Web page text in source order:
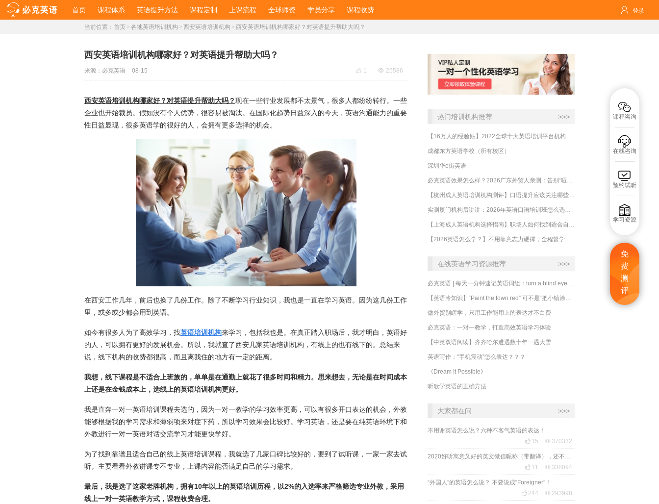
首页 课程体系 英语提升方法 课程定制 上课流程 全球师资 学员分享 课程收费  登录

课程咨询

在线咨询

预约试听

学习资源
免
费
测
评
当前位置： 首页 > 各地英语培训机构 > 西安英语培训机构 > ​西安英语培训机构哪家好？对英语提升帮助大吗？
​西安英语培训机构哪家好？对英语提升帮助大吗？
 1  25586
来源： 必克英语 08-15
西安英语培训机构哪家好？对英语提升帮助大吗？现在一些行业发展都不太景气，很多人都纷纷转行。一些
企业也开始裁员。假如没有个人优势，很容易被淘汰。在国际化趋势日益深入的今天，英语沟通能力的重要
性日益显现，很多英语学的很好的人，会拥有更多选择的机会。
在西安工作几年，前后也换了几份工作。除了不断学习行业知识，我也是一直在学习英语。因为这几份工作
里，或多或少都会用到英语。
如今有很多人为了高效学习，找英语培训机构来学习，包括我也是。在真正踏入职场后，我才明白，英语好
的人，可以拥有更好的发展机会。所以，我就查了西安几家英语培训机构，有线上的也有线下的。总结来
说，线下机构的收费都很高，而且离我住的地方有一定的距离。
我想，线下课程是不适合上班族的，单单是在通勤上就花了很多时间和精力。思来想去，无论是在时间成本
上还是在金钱成本上，选线上的英语培训机构更好。
我是直奔一对一英语培训课程去选的，因为一对一教学的学习效率更高，可以有很多开口表达的机会，外教
能够根据我的学习需求和薄弱项来对症下药，所以学习效果会比较好。学习英语，还是要在纯英语环境下和
外教进行一对一英语对话交流学习才能更快学好。
为了找到靠谱且适合自己的线上英语培训课程，我就选了几家口碑比较好的，要到了试听课，一家一家去试
听。主要看看外教讲课专不专业，上课内容能否满足自己的学习需求。
最后，我是选了这家老牌机构，拥有10年以上的英语培训历程，以2%的入选率来严格筛选专业外教，采用
线上一对一英语教学方式，课程收费合理。
热门培训机构推荐 >>>
成都东方英语学校（所有校区）
深圳华e街英语
在线英语学习资源推荐 >>>
做外贸别瞎学，只用工作能用上的表达才不白费
必克英语：一对一教学，打造高效英语学习体验
【中英双语阅读】齐齐哈尔遭遇数十年一遇大雪
英语写作：“手机震动”怎么表达？？？
《Dream It Possible》
听歌学英语的正确方法
大家都在问 >>>
不用谢英语怎么说？六种不客气英语的表达！
 15  370332
 11  338094
“外国人”的英语怎么说？ 不要说成“Foreigner”！
 244  293998